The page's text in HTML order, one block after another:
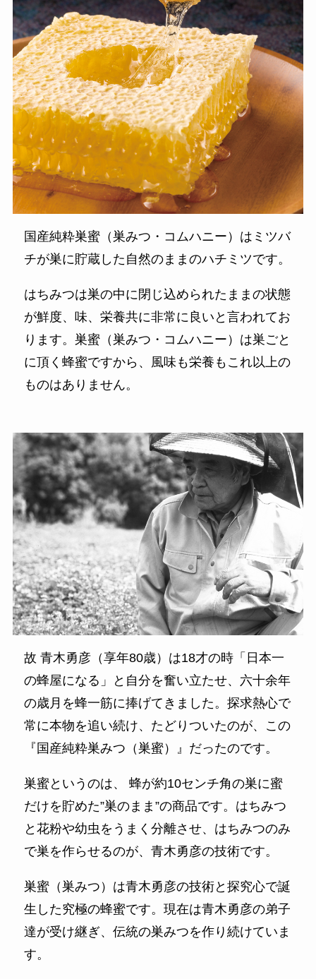
国産純粋巣蜜（巣みつ・コムハニー）はミツバ
チが巣に貯蔵した自然のままのハチミツです。
はちみつは巣の中に閉じ込められたままの状態
が鮮度、味、栄養共に非常に良いと言われてお
ります。巣蜜（巣みつ・コムハニー）は巣ごと
に頂く蜂蜜ですから、風味も栄養もこれ以上の
ものはありません。
故 青木勇彦（享年80歳）は18才の時「日本一
の蜂屋になる」と自分を奮い立たせ、六十余年
の歳月を蜂一筋に捧げてきました。探求熱心で
常に本物を追い続け、たどりついたのが、この
『国産純粋巣みつ（巣蜜）』だったのです。
巣蜜というのは、 蜂が約10センチ角の巣に蜜
だけを貯めた”巣のまま”の商品です。はちみつ
と花粉や幼虫をうまく分離させ、はちみつのみ
で巣を作らせるのが、青木勇彦の技術です。
巣蜜（巣みつ）は青木勇彦の技術と探究心で誕
生した究極の蜂蜜です。現在は青木勇彦の弟子
達が受け継ぎ、伝統の巣みつを作り続けていま
す。